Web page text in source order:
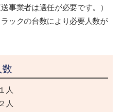
事業者は選任が必要です。）
ックの台数により必要人数が
数
人
人